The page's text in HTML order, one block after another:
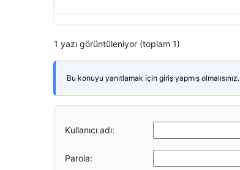
1 yazı görüntüleniyor (toplam 1)
Bu konuyu yanıtlamak için giriş yapmış olmalısınız.
Kullanıcı adı:
Parola: